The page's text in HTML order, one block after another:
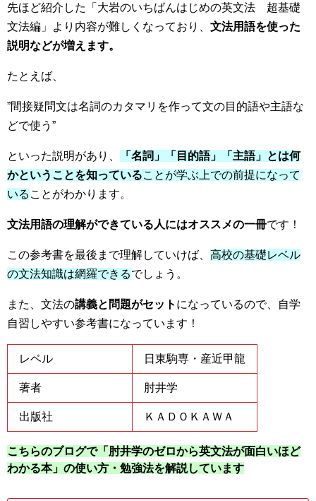
先ほど紹介した「大岩のいちばんはじめの英文法 超基礎
文法編」より内容が難しくなっており、 文法用語を使った
説明などが増えます。
たとえば、
”間接疑問文は名詞のカタマリを作って文の目的語や主語な
どで使う”
といった説明があり、
「名詞」「目的語」「主語」とは何
かということを知っていることが学ぶ上での前提になって
いる ことがわかります。
文法用語の理解ができている人にはオススメの一冊です！
この参考書を最後まで理解していけば、 高校の基礎レベル
の文法知識は網羅できるでしょう。
また、文法の講義と問題がセット になっているので、自学
自習しやすい参考書になっています！
レベル 日東駒専・産近甲龍
著者 肘井学
出版社 ＫＡＤＯＫＡＷＡ
こちらのブログで「肘井学のゼロから英文法が面白いほど
わかる本」の使い方・勉強法を解説しています